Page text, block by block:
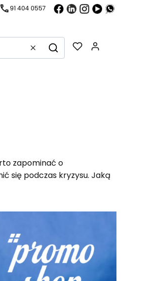
91 404 0557
WyczyśćSzukaj
zapominać o
się podczas kryzysu. Jaką